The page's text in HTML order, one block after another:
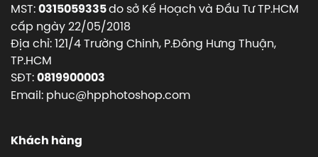
MST:0315059335do sở Kế Hoạch và Đầu Tư TP.HCM
cấp ngày 22/05/2018
Địa chỉ: 121/4 Trường Chinh, P.Đông Hưng Thuận,
TP.HCM
SĐT:0819900003
Email: phuc@hpphotoshop.com
Khách hàng